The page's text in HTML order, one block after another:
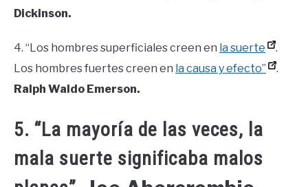
Dickinson.
4. “Los hombres superficiales creen en la suerte
.
Los hombres fuertes creen en la causa y efecto”
.
Ralph Waldo Emerson.
5. “La mayoría de las veces, la
mala suerte significaba malos